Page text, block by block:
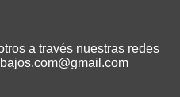
a través nuestras redes